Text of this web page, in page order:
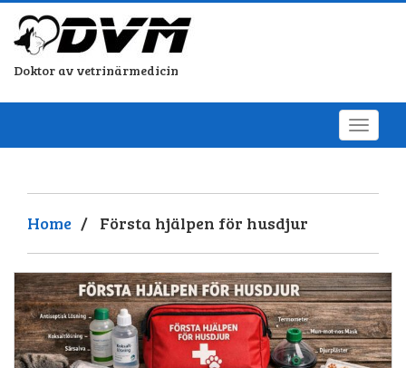
Doktor av vetrinärmedicin
Home / Första hjälpen för husdjur